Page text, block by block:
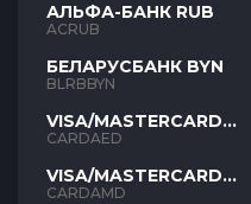
АЛЬФА-БАНК RUB
ACRUB
БЕЛАРУСБАНК BYN
BLRBBYN
VISA/MASTERCARD
AED
CARDAED
VISA/MASTERCARD
AMD
CARDAMD